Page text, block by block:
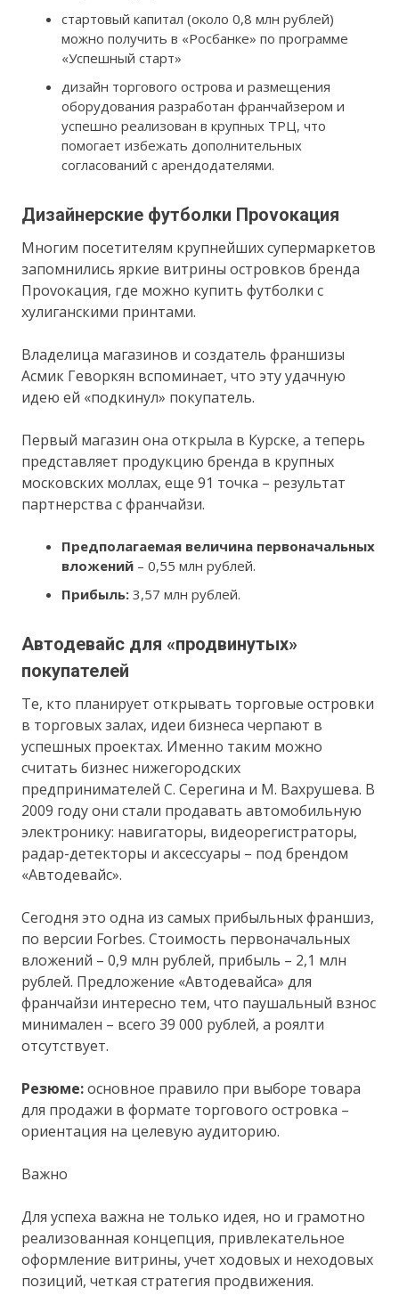
стартовый капитал (около 0,8 млн рублей)
можно получить в «Росбанке» по программе
«Успешный старт»
дизайн торгового острова и размещения
оборудования разработан франчайзером и
успешно реализован в крупных ТРЦ, что
помогает избежать дополнительных
согласований с арендодателями.
Дизайнерские футболки Проvокация
Многим посетителям крупнейших супермаркетов
запомнились яркие витрины островков бренда
Проvокация, где можно купить футболки с
хулиганскими принтами.
Владелица магазинов и создатель франшизы
Асмик Геворкян вспоминает, что эту удачную
идею ей «подкинул» покупатель.
Первый магазин она открыла в Курске, а теперь
представляет продукцию бренда в крупных
московских моллах, еще 91 точка – результат
партнерства с франчайзи.
Предполагаемая величина первоначальных
вложений – 0,55 млн рублей.
Прибыль: 3,57 млн рублей.
Автодевайс для «продвинутых»
покупателей
Те, кто планирует открывать торговые островки
в торговых залах, идеи бизнеса черпают в
успешных проектах. Именно таким можно
считать бизнес нижегородских
предпринимателей С. Серегина и М. Вахрушева. В
2009 году они стали продавать автомобильную
электронику: навигаторы, видеорегистраторы,
радар-детекторы и аксессуары – под брендом
«Автодевайс».
Сегодня это одна из самых прибыльных франшиз,
по версии Forbes. Стоимость первоначальных
вложений – 0,9 млн рублей, прибыль – 2,1 млн
рублей. Предложение «Автодевайса» для
франчайзи интересно тем, что паушальный взнос
минимален – всего 39 000 рублей, а роялти
отсутствует.
Резюме:основное правило при выборе товара
для продажи в формате торгового островка –
ориентация на целевую аудиторию.
Важно
Для успеха важна не только идея, но и грамотно
реализованная концепция, привлекательное
оформление витрины, учет ходовых и неходовых
позиций, четкая стратегия продвижения.